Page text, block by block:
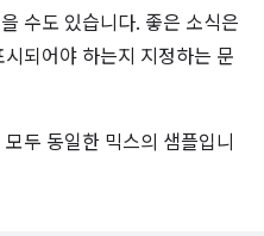
수도 있습니다. 좋은 소식은
되어야 하는지 지정하는 문
두 동일한 믹스의 샘플입니